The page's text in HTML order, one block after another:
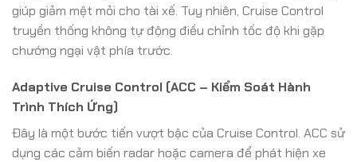
giúp giảm mệt mỏi cho tài xế. Tuy nhiên, Cruise Control
truyền thống không tự động điều chỉnh tốc độ khi gặp
chướng ngại vật phía trước.
Adaptive Cruise Control (ACC – Kiểm Soát Hành
Trình Thích Ứng)
Đây là một bước tiến vượt bậc của Cruise Control. ACC sử
dụng các cảm biến radar hoặc camera để phát hiện xe